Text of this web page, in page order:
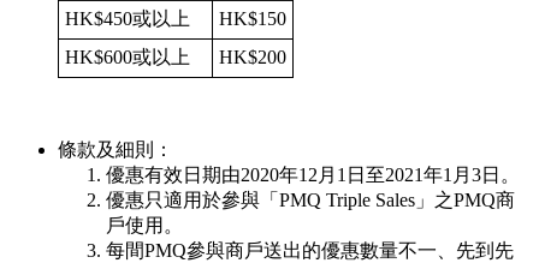
HK$450或以上
HK$150
HK$600或以上
HK$200
條款及細則：
優惠有效日期由2020年12月1日至2021年1月3日。
優惠只適用於參與「PMQ Triple Sales」之PMQ商
戶使用。
每間PMQ參與商戶送出的優惠數量不一、先到先